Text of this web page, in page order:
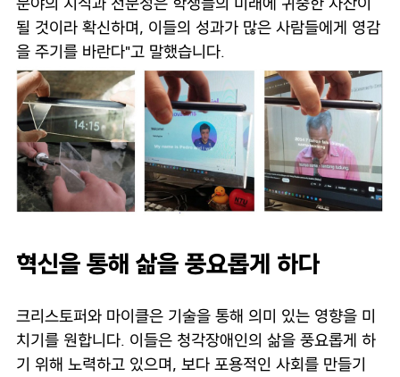
될 것이라 확신하며, 이들의 성과가 많은 사람들에게 영감
을 주기를 바란다"고 말했습니다.
혁신을 통해 삶을 풍요롭게 하다
크리스토퍼와 마이클은 기술을 통해 의미 있는 영향을 미
치기를 원합니다. 이들은 청각장애인의 삶을 풍요롭게 하
기 위해 노력하고 있으며, 보다 포용적인 사회를 만들기